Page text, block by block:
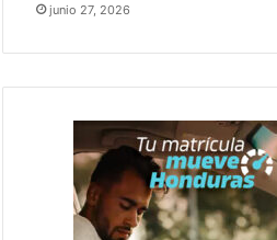
junio 27, 2026